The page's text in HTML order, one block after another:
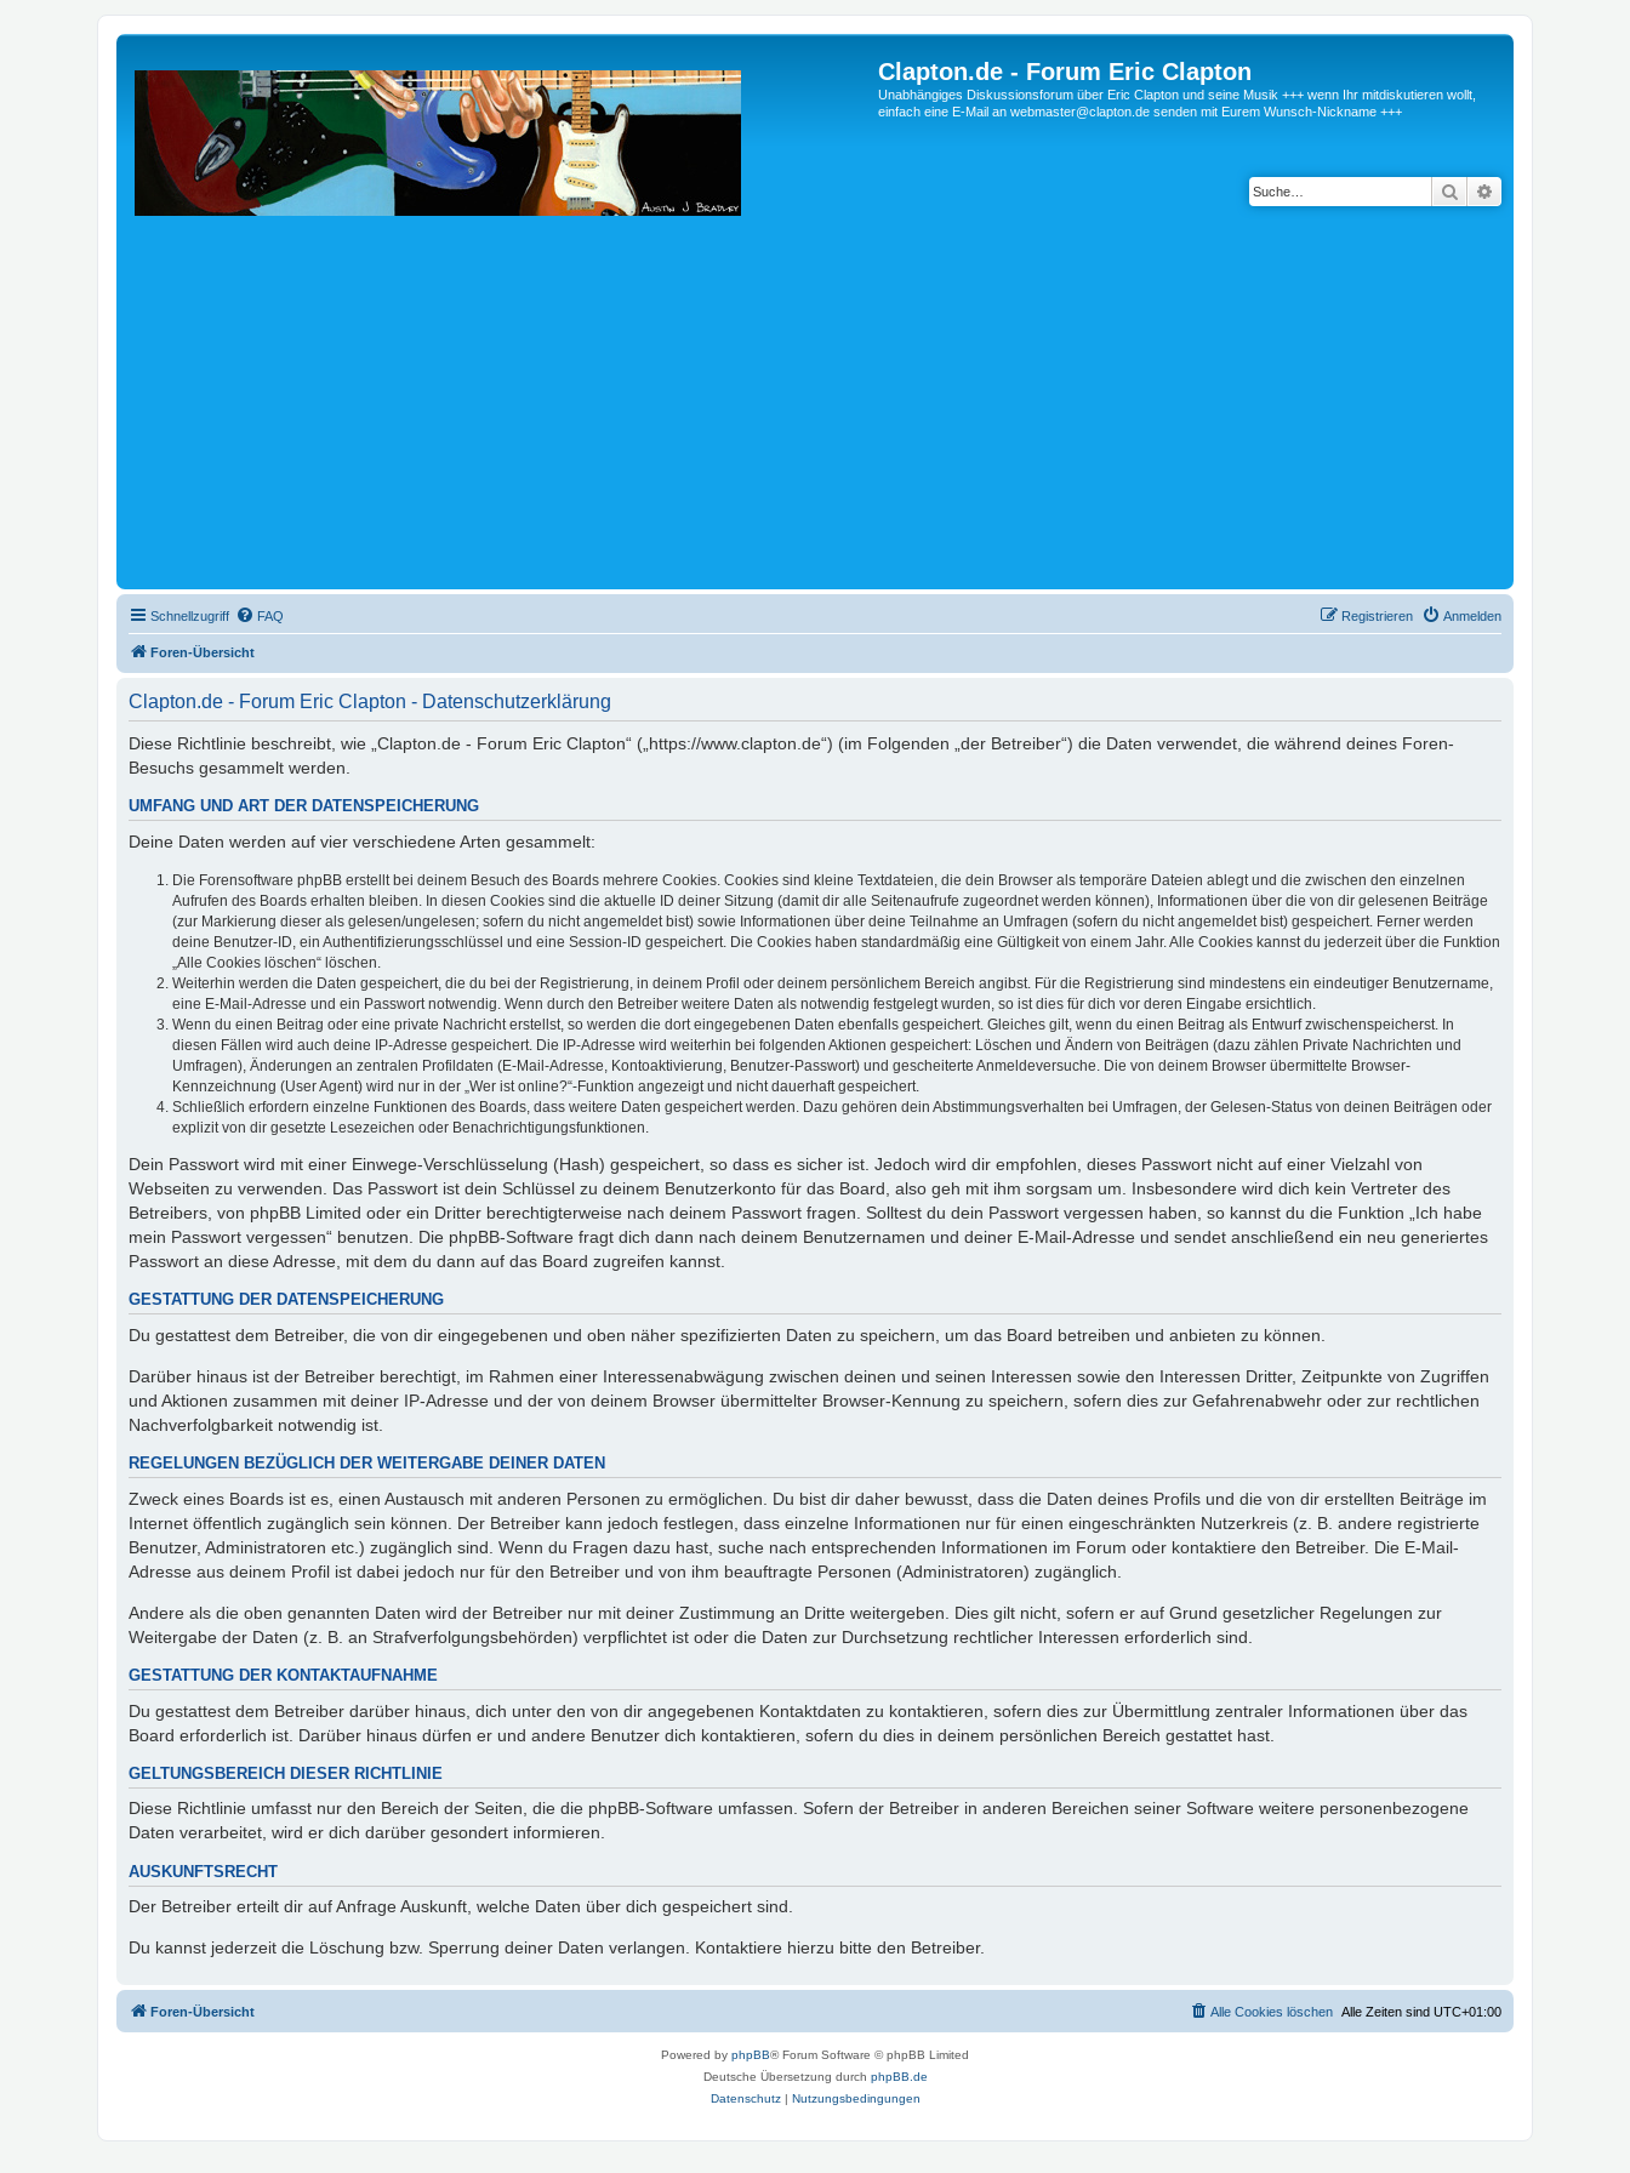
Clapton.de - Forum Eric Clapton
Unabhängiges Diskussionsforum über Eric Clapton und seine Musik +++ wenn Ihr mitdiskutieren wollt,
einfach eine E-Mail an webmaster@clapton.de senden mit Eurem Wunsch-Nickname +++
Suche
Schnellzugriff FAQ Anmelden
Registrieren
Foren-Übersicht
Clapton.de - Forum Eric Clapton - Datenschutzerklärung
Diese Richtlinie beschreibt, wie „Clapton.de - Forum Eric Clapton“ („https://www.clapton.de“) (im Folgenden „der Betreiber“) die Daten verwendet, die während deines Foren-
Besuchs gesammelt werden.
UMFANG UND ART DER DATENSPEICHERUNG
Deine Daten werden auf vier verschiedene Arten gesammelt:
Die Forensoftware phpBB erstellt bei deinem Besuch des Boards mehrere Cookies. Cookies sind kleine Textdateien, die dein Browser als temporäre Dateien ablegt und die zwischen den einzelnen
Aufrufen des Boards erhalten bleiben. In diesen Cookies sind die aktuelle ID deiner Sitzung (damit dir alle Seitenaufrufe zugeordnet werden können), Informationen über die von dir gelesenen Beiträge
(zur Markierung dieser als gelesen/ungelesen; sofern du nicht angemeldet bist) sowie Informationen über deine Teilnahme an Umfragen (sofern du nicht angemeldet bist) gespeichert. Ferner werden
deine Benutzer-ID, ein Authentifizierungsschlüssel und eine Session-ID gespeichert. Die Cookies haben standardmäßig eine Gültigkeit von einem Jahr. Alle Cookies kannst du jederzeit über die Funktion
„Alle Cookies löschen“ löschen.
Weiterhin werden die Daten gespeichert, die du bei der Registrierung, in deinem Profil oder deinem persönlichem Bereich angibst. Für die Registrierung sind mindestens ein eindeutiger Benutzername,
eine E-Mail-Adresse und ein Passwort notwendig. Wenn durch den Betreiber weitere Daten als notwendig festgelegt wurden, so ist dies für dich vor deren Eingabe ersichtlich.
Wenn du einen Beitrag oder eine private Nachricht erstellst, so werden die dort eingegebenen Daten ebenfalls gespeichert. Gleiches gilt, wenn du einen Beitrag als Entwurf zwischenspeicherst. In
diesen Fällen wird auch deine IP-Adresse gespeichert. Die IP-Adresse wird weiterhin bei folgenden Aktionen gespeichert: Löschen und Ändern von Beiträgen (dazu zählen Private Nachrichten und
Umfragen), Änderungen an zentralen Profildaten (E-Mail-Adresse, Kontoaktivierung, Benutzer-Passwort) und gescheiterte Anmeldeversuche. Die von deinem Browser übermittelte Browser-
Kennzeichnung (User Agent) wird nur in der „Wer ist online?“-Funktion angezeigt und nicht dauerhaft gespeichert.
Schließlich erfordern einzelne Funktionen des Boards, dass weitere Daten gespeichert werden. Dazu gehören dein Abstimmungsverhalten bei Umfragen, der Gelesen-Status von deinen Beiträgen oder
explizit von dir gesetzte Lesezeichen oder Benachrichtigungsfunktionen.
Dein Passwort wird mit einer Einwege-Verschlüsselung (Hash) gespeichert, so dass es sicher ist. Jedoch wird dir empfohlen, dieses Passwort nicht auf einer Vielzahl von
Webseiten zu verwenden. Das Passwort ist dein Schlüssel zu deinem Benutzerkonto für das Board, also geh mit ihm sorgsam um. Insbesondere wird dich kein Vertreter des
Betreibers, von phpBB Limited oder ein Dritter berechtigterweise nach deinem Passwort fragen. Solltest du dein Passwort vergessen haben, so kannst du die Funktion „Ich habe
mein Passwort vergessen“ benutzen. Die phpBB-Software fragt dich dann nach deinem Benutzernamen und deiner E-Mail-Adresse und sendet anschließend ein neu generiertes
Passwort an diese Adresse, mit dem du dann auf das Board zugreifen kannst.
GESTATTUNG DER DATENSPEICHERUNG
Du gestattest dem Betreiber, die von dir eingegebenen und oben näher spezifizierten Daten zu speichern, um das Board betreiben und anbieten zu können.
Darüber hinaus ist der Betreiber berechtigt, im Rahmen einer Interessenabwägung zwischen deinen und seinen Interessen sowie den Interessen Dritter, Zeitpunkte von Zugriffen
und Aktionen zusammen mit deiner IP-Adresse und der von deinem Browser übermittelter Browser-Kennung zu speichern, sofern dies zur Gefahrenabwehr oder zur rechtlichen
Nachverfolgbarkeit notwendig ist.
REGELUNGEN BEZÜGLICH DER WEITERGABE DEINER DATEN
Zweck eines Boards ist es, einen Austausch mit anderen Personen zu ermöglichen. Du bist dir daher bewusst, dass die Daten deines Profils und die von dir erstellten Beiträge im
Internet öffentlich zugänglich sein können. Der Betreiber kann jedoch festlegen, dass einzelne Informationen nur für einen eingeschränkten Nutzerkreis (z. B. andere registrierte
Benutzer, Administratoren etc.) zugänglich sind. Wenn du Fragen dazu hast, suche nach entsprechenden Informationen im Forum oder kontaktiere den Betreiber. Die E-Mail-
Adresse aus deinem Profil ist dabei jedoch nur für den Betreiber und von ihm beauftragte Personen (Administratoren) zugänglich.
Andere als die oben genannten Daten wird der Betreiber nur mit deiner Zustimmung an Dritte weitergeben. Dies gilt nicht, sofern er auf Grund gesetzlicher Regelungen zur
Weitergabe der Daten (z. B. an Strafverfolgungsbehörden) verpflichtet ist oder die Daten zur Durchsetzung rechtlicher Interessen erforderlich sind.
GESTATTUNG DER KONTAKTAUFNAHME
Du gestattest dem Betreiber darüber hinaus, dich unter den von dir angegebenen Kontaktdaten zu kontaktieren, sofern dies zur Übermittlung zentraler Informationen über das
Board erforderlich ist. Darüber hinaus dürfen er und andere Benutzer dich kontaktieren, sofern du dies in deinem persönlichen Bereich gestattet hast.
GELTUNGSBEREICH DIESER RICHTLINIE
Diese Richtlinie umfasst nur den Bereich der Seiten, die die phpBB-Software umfassen. Sofern der Betreiber in anderen Bereichen seiner Software weitere personenbezogene
Daten verarbeitet, wird er dich darüber gesondert informieren.
AUSKUNFTSRECHT
Der Betreiber erteilt dir auf Anfrage Auskunft, welche Daten über dich gespeichert sind.
Du kannst jederzeit die Löschung bzw. Sperrung deiner Daten verlangen. Kontaktiere hierzu bitte den Betreiber.
Foren-Übersicht Alle Zeiten sind UTC+01:00
Alle Cookies löschen
Powered by phpBB® Forum Software © phpBB Limited
Deutsche Übersetzung durch phpBB.de
Datenschutz| Nutzungsbedingungen